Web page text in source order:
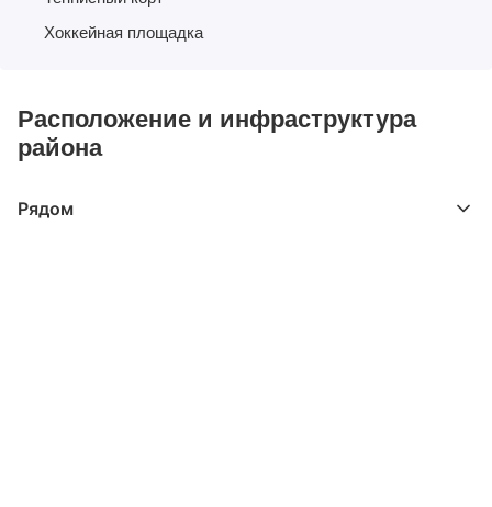
Хоккейная площадка
Расположение и инфраструктура
района
Рядом